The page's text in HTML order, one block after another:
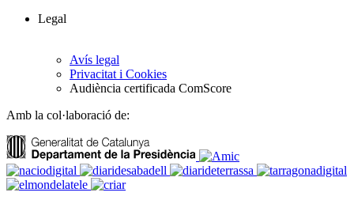
Legal
Avís legal
Privacitat i Cookies
Audiència certificada ComScore
Amb la col·laboració de: